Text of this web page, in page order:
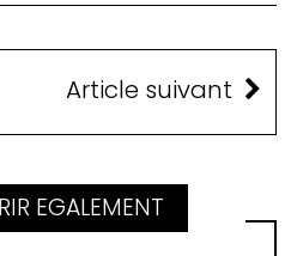
Article suivant
EGALEMENT